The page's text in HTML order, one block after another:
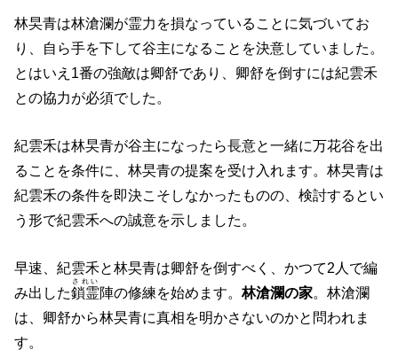
林旲青は林滄瀾が霊力を損なっていることに気づいてお
り、自ら手を下して谷主になることを決意していました。
とはいえ1番の強敵は卿舒であり、卿舒を倒すには紀雲禾
との協力が必須でした。
紀雲禾は林旲青が谷主になったら長意と一緒に万花谷を出
ることを条件に、林旲青の提案を受け入れます。林旲青は
紀雲禾の条件を即決こそしなかったものの、検討するとい
う形で紀雲禾への誠意を示しました。
早速、紀雲禾と林旲青は卿舒を倒すべく、かつて2人で編
み出した鎖霊
されい
陣の修練を始めます。林滄瀾の家。林滄瀾
は、卿舒から林旲青に真相を明かさないのかと問われま
す。